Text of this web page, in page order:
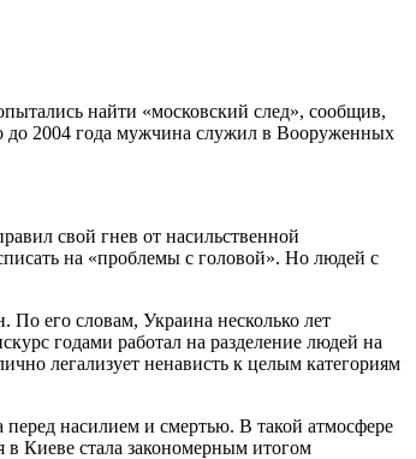
найти «московский след», сообщив,
до 2004 года мужчина служил в Вооруженных
свой гнев от насильственной
на «проблемы с головой». Но людей с
По его словам, Украина несколько лет
годами работал на разделение людей на
легализует ненависть к целым категориям
перед насилием и смертью. В такой атмосфере
в Киеве стала закономерным итогом